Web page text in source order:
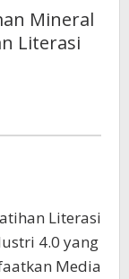
Mineral
Literasi
Literasi
4.0 yang
Media